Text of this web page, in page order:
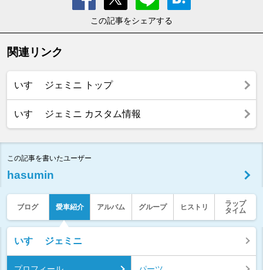
この記事をシェアする
関連リンク
いすゞ ジェミニ トップ
いすゞ ジェミニ カスタム情報
この記事を書いたユーザー
hasumin
ブログ 愛車紹介 アルバム グループ ヒストリ
ラップ
タイム
いすゞ ジェミニ